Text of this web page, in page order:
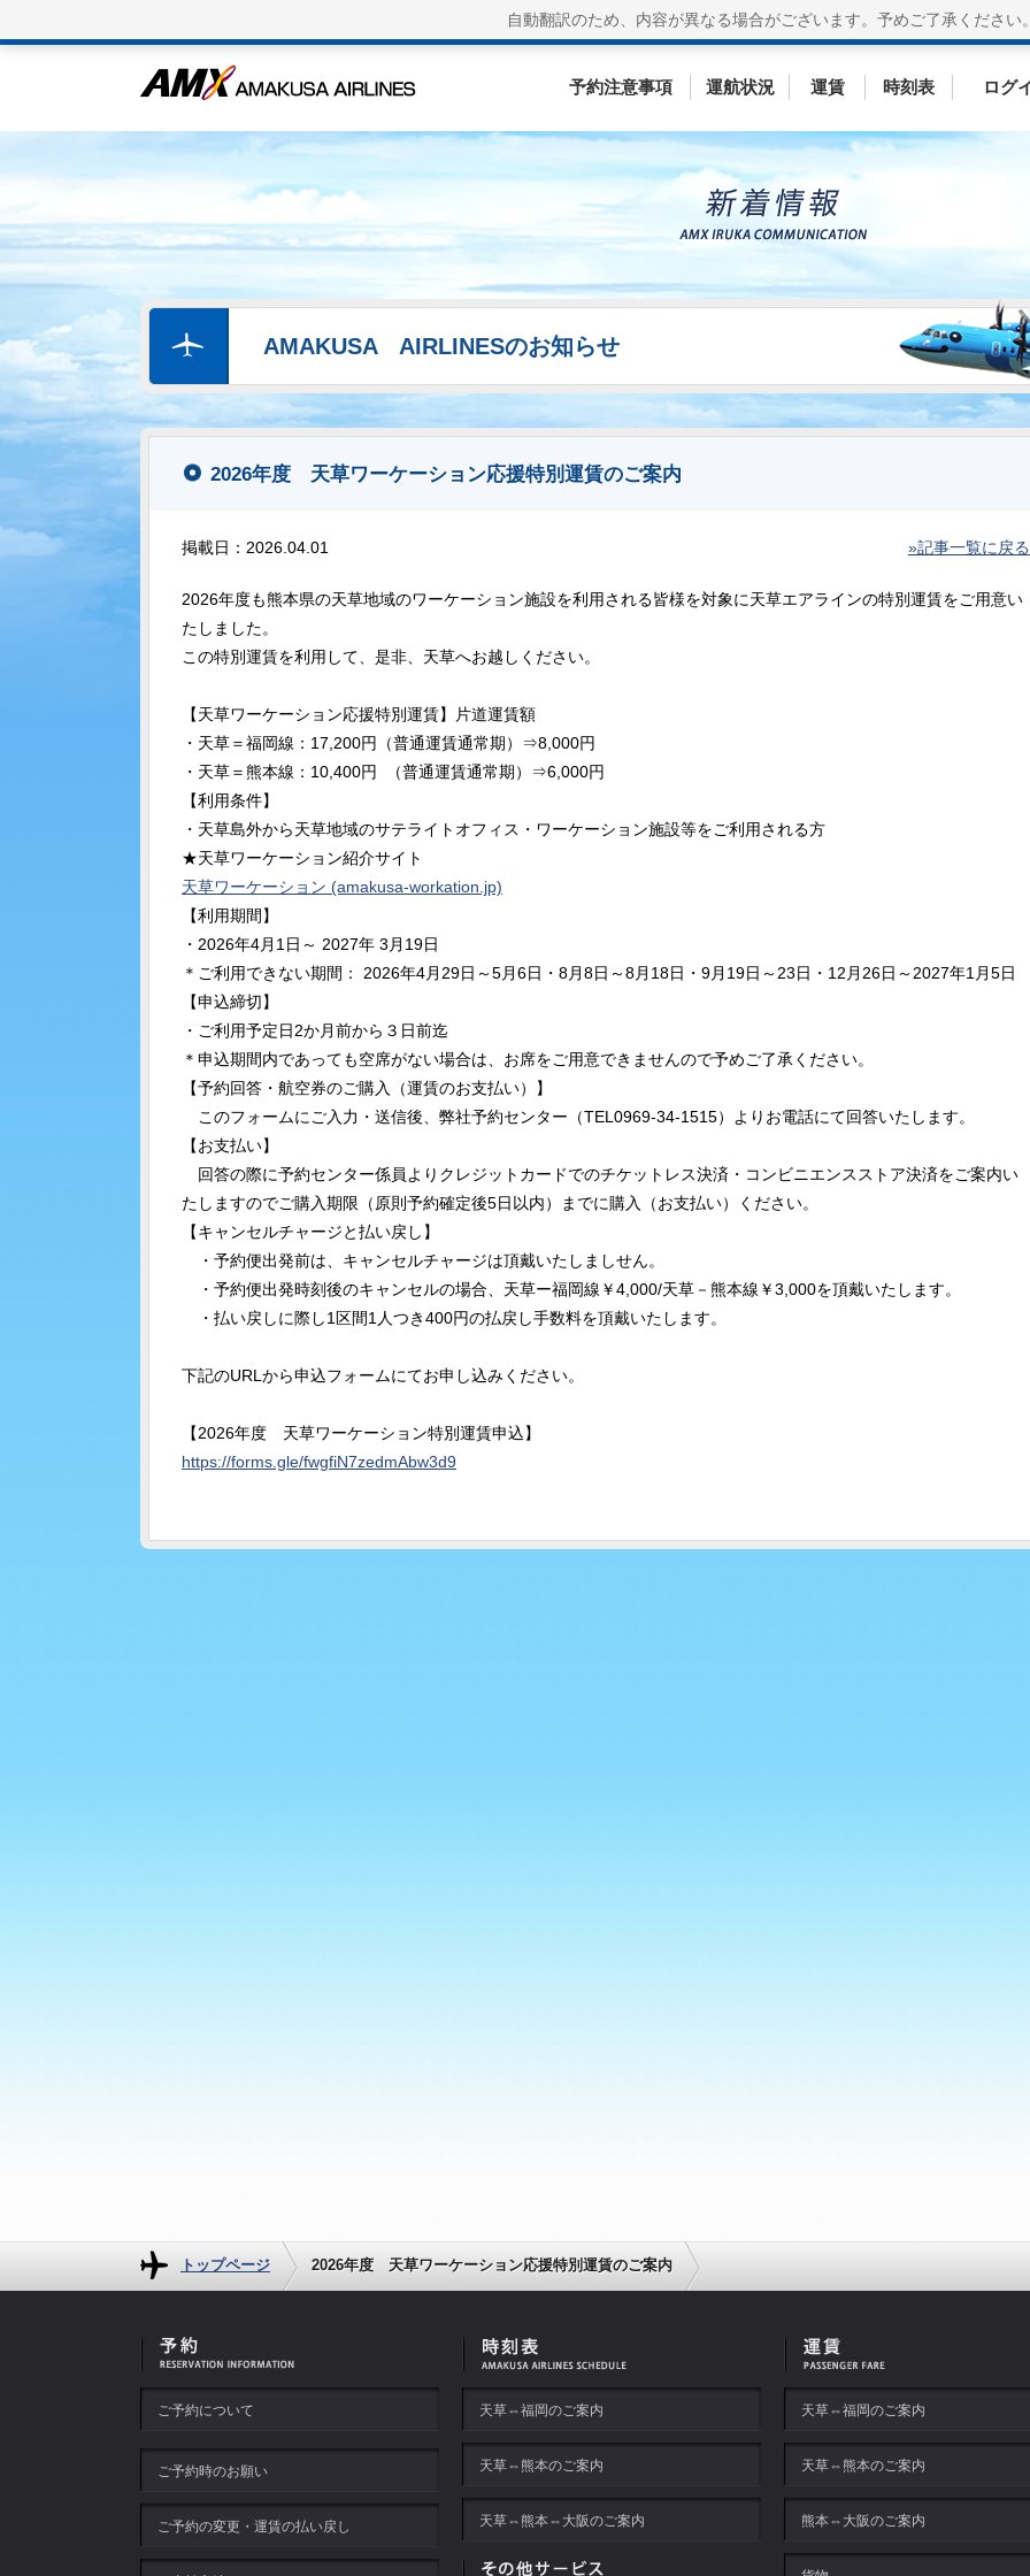
自動翻訳のため、内容が異なる場合がございます。 予めご了承ください
予約注意事項 運航状況 運賃 時刻表 ログ
AMAKUSA AIRLINESのお知らせ
2026年度 天草ワーケーション応援特別運賃のご案内
掲載日：2026.04.01 »記事一覧に戻る
2026年度も熊本県の天草地域のワーケーション施設を利用される皆様を対象に天草エアラインの特別運賃をご用意い
たしました。
この特別運賃を利用して、是非、天草へお越しください。
【天草ワーケーション応援特別運賃】片道運賃額
・天草＝福岡線：17,200円（普通運賃通常期）⇒8,000円
・天草＝熊本線：10,400円 （普通運賃通常期）⇒6,000円
【利用条件】
・天草島外から天草地域のサテライトオフィス・ワーケーション施設等をご利用される方
★天草ワーケーション紹介サイト
天草ワーケーション (amakusa-workation.jp)
【利用期間】
・2026年4月1日～ 2027年 3月19日
＊ご利用できない期間： 2026年4月29日～5月6日・8月8日～8月18日・9月19日～23日・12月26日～2027年1月5日
【申込締切】
・ご利用予定日2か月前から３日前迄
＊申込期間内であっても空席がない場合は、お席をご用意できませんので予めご了承ください。
【予約回答・航空券のご購入（運賃のお支払い）】
このフォームにご入力・送信後、弊社予約センター（TEL0969-34-1515）よりお電話にて回答いたします。
【お支払い】
回答の際に予約センター係員よりクレジットカードでのチケットレス決済・コンビニエンスストア決済をご案内い
たしますのでご購入期限（原則予約確定後5日以内）までに購入（お支払い）ください。
【キャンセルチャージと払い戻し】
・予約便出発前は、キャンセルチャージは頂戴いたしましせん。
・予約便出発時刻後のキャンセルの場合、天草ー福岡線￥4,000/天草－熊本線￥3,000を頂戴いたします。
・払い戻しに際し1区間1人つき400円の払戻し手数料を頂戴いたします。
下記のURLから申込フォームにてお申し込みください。
【2026年度 天草ワーケーション特別運賃申込】
https://forms.gle/fwgfiN7zedmAbw3d9
トップページ 2026年度 天草ワーケーション応援特別運賃のご案内
ご予約について
ご予約時のお願い
ご予約の変更・運賃の払い戻し
天草⇔福岡のご案内
天草⇔熊本のご案内
天草⇔熊本⇔大阪のご案内
天草⇔福岡のご案内
天草⇔熊本のご案内
熊本⇔大阪のご案内